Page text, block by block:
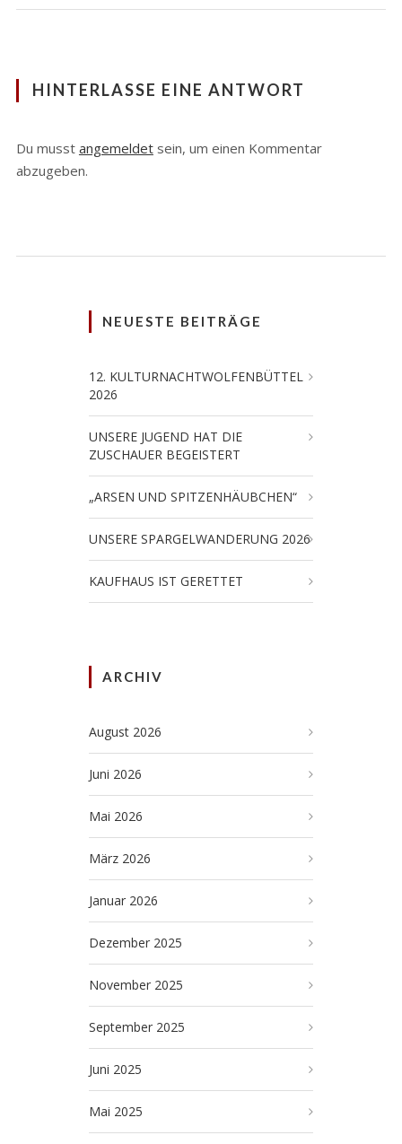
HINTERLASSE EINE ANTWORT
Du musst angemeldetsein, um einen Kommentar
abzugeben.
NEUESTE BEITRÄGE
12. KULTURNACHTWOLFENBÜTTEL
2026
UNSERE JUGEND HAT DIE
ZUSCHAUER BEGEISTERT
„ARSEN UND SPITZENHÄUBCHEN“
UNSERE SPARGELWANDERUNG 2026
KAUFHAUS IST GERETTET
ARCHIV
August 2026
Juni 2026
Mai 2026
März 2026
Januar 2026
Dezember 2025
November 2025
September 2025
Juni 2025
Mai 2025